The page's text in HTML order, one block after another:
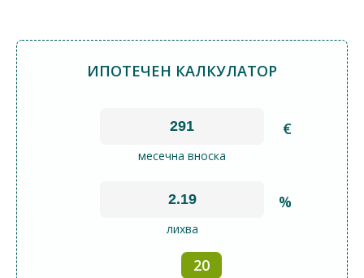
ИПОТЕЧЕН КАЛКУЛАТОР
€
месечна вноска
%
лихва
20